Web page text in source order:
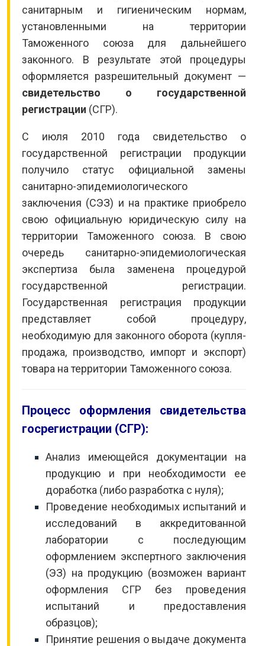
санитарным и гигиеническим нормам,
установленными на территории
Таможенного союза для дальнейшего
законного. В результате этой процедуры
оформляется разрешительный документ —
свидетельство о государственной
регистрации (СГР).
С июля 2010 года свидетельство о
государственной регистрации продукции
получило статус официальной замены
санитарно-эпидемиологического
заключения (СЭЗ) и на практике приобрело
свою официальную юридическую силу на
территории Таможенного союза. В свою
очередь санитарно-эпидемиологическая
экспертиза была заменена процедурой
государственной регистрации.
Государственная регистрация продукции
представляет собой процедуру,
необходимую для законного оборота (купля-
продажа, производство, импорт и экспорт)
товара на территории Таможенного союза.
Процесс оформления свидетельства
госрегистрации (СГР):
Анализ имеющейся документации на
продукцию и при необходимости ее
доработка (либо разработка с нуля);
Проведение необходимых испытаний и
исследований в аккредитованной
лаборатории с последующим
оформлением экспертного заключения
(ЭЗ) на продукцию (возможен вариант
оформления СГР без проведения
испытаний и предоставления
образцов);
Принятие решения о выдаче документа